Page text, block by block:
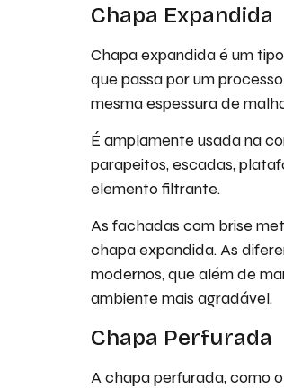
Chapa Expandida
Chapa expandida é um
que passa por um
mesma espessura de
É amplamente usada na
parapeitos, escadas,
elemento filtrante.
As fachadas com brise
chapa expandida. As
modernos, que além de
ambiente mais agradável.
Chapa Perfurada
A chapa perfurada, como